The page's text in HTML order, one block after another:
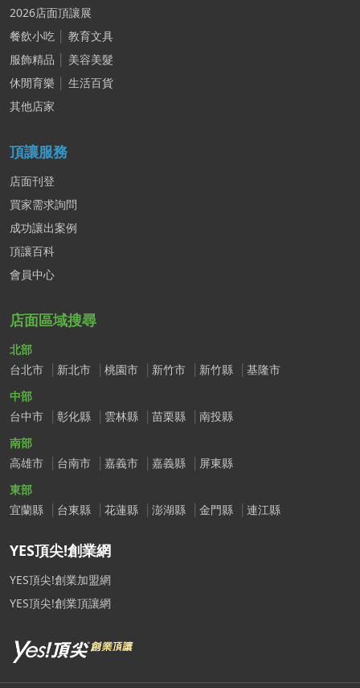
2026店面頂讓展
餐飲小吃
教育文具
服飾精品
美容美髮
休閒育樂
生活百貨
其他店家
頂讓服務
店面刊登
買家需求詢問
成功讓出案例
頂讓百科
會員中心
店面區域搜尋
北部
台北市
新北市 桃園市 新竹市 新竹縣
基隆市
中部
台中市
彰化縣 雲林縣 苗栗縣
南投縣
南部
高雄市
台南市 嘉義市 嘉義縣
屏東縣
東部
宜蘭縣
台東縣 花蓮縣 澎湖縣 金門縣 連江縣
YES頂尖!創業網
YES頂尖!創業加盟網
YES頂尖!創業頂讓網